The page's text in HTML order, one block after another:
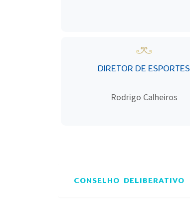
DIRETOR DE ESPORTES
Rodrigo Calheiros
CONSELHO DELIBERATIVO